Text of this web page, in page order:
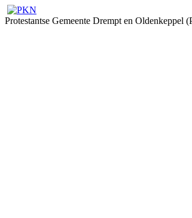
Protestantse Gemeente Drempt en Oldenkeppel